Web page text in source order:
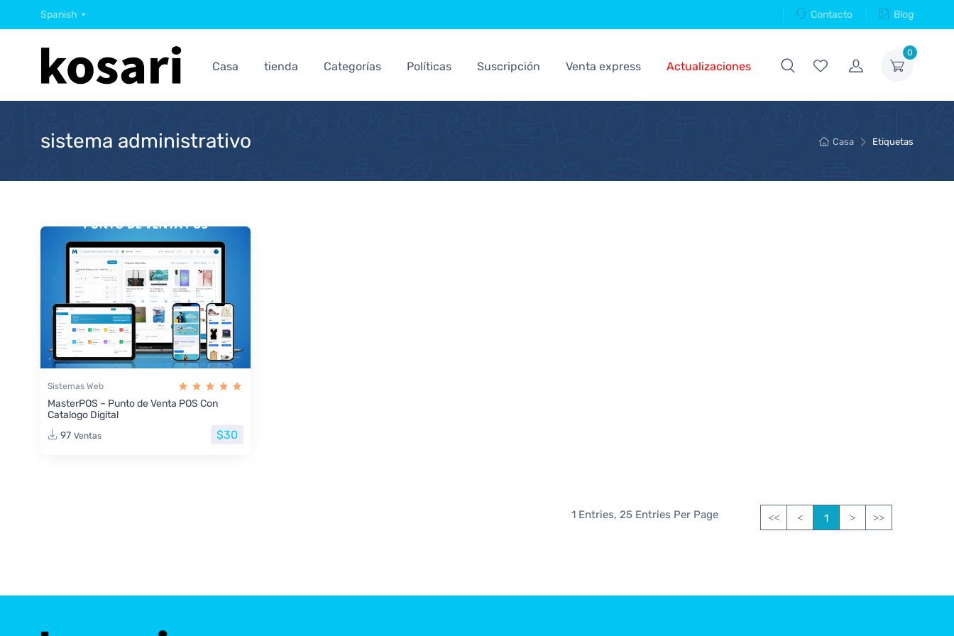
Spanish Contacto Blog
0
Casa tienda Categorías Políticas Suscripción Venta express Actualizaciones
Casa Etiquetas
sistema administrativo
Sistemas Web
MasterPOS – Punto de Venta POS Con
Catalogo Digital
97 Ventas $30
1 Entries, 25 Entries Per Page << < 1 > >>